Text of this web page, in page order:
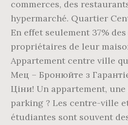
commerces, des
hypermarché. Quartier
En effet seulement 37%
propriétaires de leur
Appartement centre ville
Мец – Бронюйте з
Ціни! Un appartement,
parking ? Les centre-ville
étudiantes sont souvent